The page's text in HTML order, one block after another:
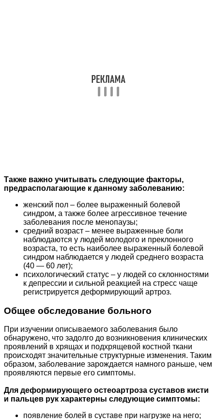
Также важно учитывать следующие факторы,
предрасполагающие к данному заболеванию:
женский пол – более выраженный болевой
синдром, а также более агрессивное течение
заболевания после менопаузы;
средний возраст – менее выраженные боли
наблюдаются у людей молодого и преклонного
возраста, то есть наиболее выраженный болевой
синдром наблюдается у людей среднего возраста
(40 — 60 лет);
психологический статус – у людей со склонностями
к депрессии и сильной реакцией на стресс чаще
регистрируется деформирующий артроз.
Общее обследование больного
При изучении описываемого заболевания было
обнаружено, что задолго до возникновения клинических
проявлений в хрящах и подхрящевой костной ткани
происходят значительные структурные изменения. Таким
образом, заболевание зарождается намного раньше, чем
проявляются первые его симптомы.
Для деформирующего остеоартроза суставов кисти
и пальцев рук характерны следующие симптомы:
появление болей в суставе при нагрузке на него;